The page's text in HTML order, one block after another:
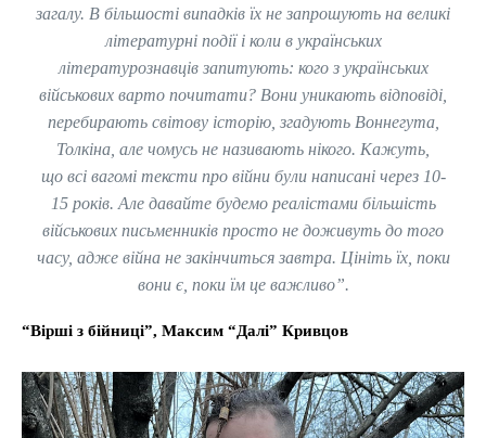
загалу. В більшості випадків їх не запрошують на великі
літературні події і коли в українських
літературознавців запитують: кого з українських
військових варто почитати? Вони уникають відповіді,
перебирають світову історію, згадують Воннегута,
Толкіна, але чомусь не називають нікого. Кажуть,
що всі вагомі тексти про війни були написані через 10-
15 років. Але давайте будемо реалістами більшість
військових письменників просто не доживуть до того
часу, адже війна не закінчиться завтра. Цініть їх, поки
вони є, поки їм це важливо”.
“Вірші з бійниці”, Максим “Далі” Кривцов